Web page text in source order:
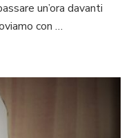
un’ora davanti
con …